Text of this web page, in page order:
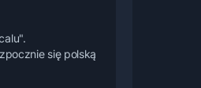
się polską